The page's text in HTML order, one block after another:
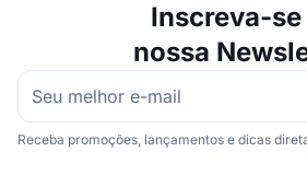
Inscreva-se
nossa
Receba promoções, lançamentos e dicas